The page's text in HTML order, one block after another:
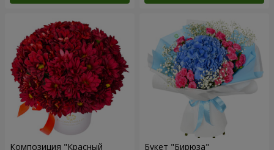
Композиция "Красный Букет "Бирюза"